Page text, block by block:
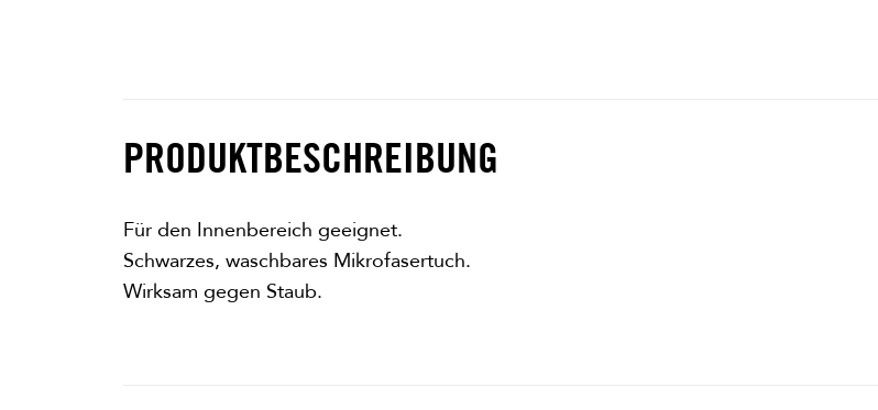
PRODUKTBESCHREIBUNG
Für den Innenbereich geeignet.
Schwarzes, waschbares Mikrofasertuch.
Wirksam gegen Staub.